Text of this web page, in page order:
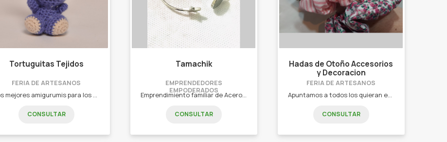
Tortuguitas Tejidos
FERIA DE ARTESANOS
Los mejores amigurumis para los niños!
CONSULTAR
Tamachik
EMPRENDEDORES
EMPODERADOS
Emprendimiento familiar de Acero, Bijou y macramé ❣️ Anillos - pulseras - Aros - Abridores - Dijes.
CONSULTAR
Hadas de Otoño Accesorios
y Decoracion
FERIA DE ARTESANOS
Apuntamos a todos los quieran estar a la moda en colores y diseños. - Moños para pelo. - Scrunchies. - Colitas para el pelo. - Vinchas de diseño.
CONSULTAR